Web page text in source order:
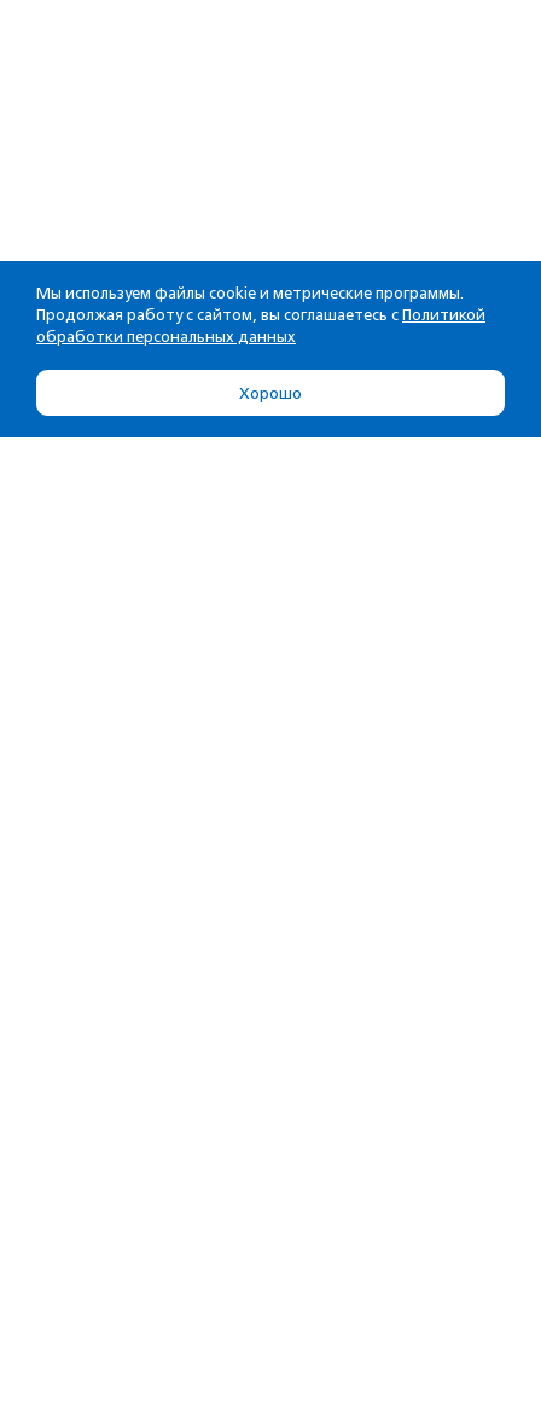
Мы используем файлы cookie и метрические программы.
Продолжая работу с сайтом, вы соглашаетесь с Политикой
обработки персональных данных
Хорошо